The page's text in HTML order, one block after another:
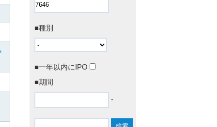
■種別
■一年以内にIPO
■期間
-